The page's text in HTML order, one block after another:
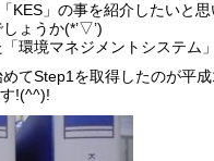
KES」の事を紹介したいと思
ょうか(*’▽’)
環境マネジメントシステム
てStep1を取得したのが平成
!(^^)!